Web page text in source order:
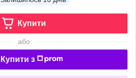
Купити
або
Купити з